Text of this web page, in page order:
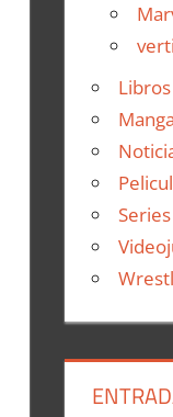
Libros
Manga
Series